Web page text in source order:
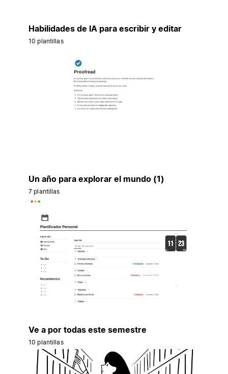
Habilidades de IA para escribir y editar
10 plantillas
Un año para explorar el mundo (1)
7 plantillas
Ve a por todas este semestre
10 plantillas